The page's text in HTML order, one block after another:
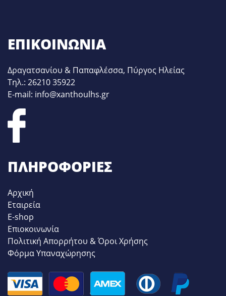
ΕΠΙΚΟΙΝΩΝΊΑ
Δραγατσανίου & Παπαφλέσσα, Πύργος Ηλείας
Τηλ.: 26210 35922
E-mail: info@xanthoulhs.gr
ΠΛΗΡΟΦΟΡΊΕΣ
Αρχική
Εταιρεία
E-shop
Επιοκοινωνία
Πολιτική Απορρήτου & Όροι Χρήσης
Φόρμα Υπαναχώρησης